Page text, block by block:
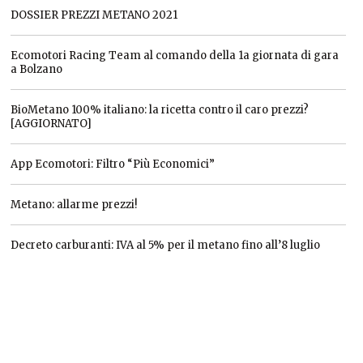
DOSSIER PREZZI METANO 2021
Ecomotori Racing Team al comando della 1a giornata di gara
a Bolzano
BioMetano 100% italiano: la ricetta contro il caro prezzi?
[AGGIORNATO]
App Ecomotori: Filtro “Più Economici”
Metano: allarme prezzi!
Decreto carburanti: IVA al 5% per il metano fino all’8 luglio